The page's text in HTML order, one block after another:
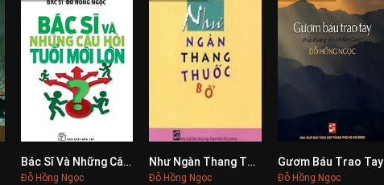
0Bác Sĩ Và Những Câu Hỏi Tuổi Mới Lớn
Đỗ Hồng Ngọc
0
Như Ngàn Thang Thuốc Bổ
Đỗ Hồng Ngọc
0
Gươm Báu Trao Tay
Đỗ Hồng Ngọc